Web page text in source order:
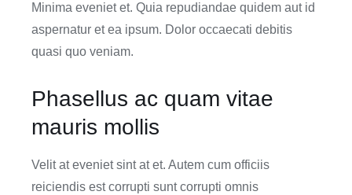
Minima eveniet et. Quia repudiandae quidem aut id
aspernatur et ea ipsum. Dolor occaecati debitis
quasi quo veniam.
Phasellus ac quam vitae
mauris mollis
Velit at eveniet sint at et. Autem cum officiis
reiciendis est corrupti sunt corrupti omnis